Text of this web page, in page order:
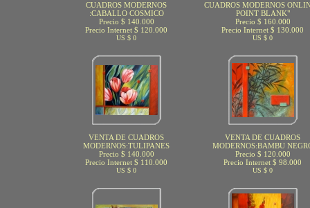
CUADROS MODERNOS
:CABALLO COSMICO
Precio $ 140.000
Precio Internet $ 120.000
US $ 0
CUADROS MODERNOS
POINT BLANK"
Precio $ 160.000
Precio Internet $ 130.000
US $ 0
VENTA DE CUADROS
MODERNOS:TULIPANES
Precio $ 140.000
Precio Internet $ 110.000
US $ 0
VENTA DE CUADROS
MODERNOS:BAMBU
Precio $ 120.000
Precio Internet $ 98.000
US $ 0